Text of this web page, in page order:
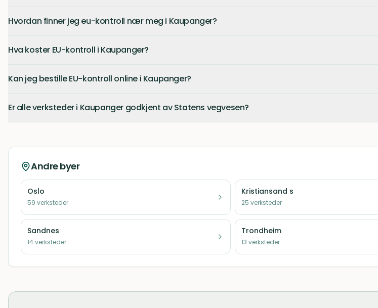
Hvordan finner jeg eu-kontroll nær meg i Kaupanger?
Hva koster EU-kontroll i Kaupanger?
Kan jeg bestille EU-kontroll online i Kaupanger?
Er alle verksteder i Kaupanger godkjent av Statens vegvesen?
Andre byer
Oslo
59 verksteder
Kristiansand s
25 verksteder
Sandnes
14verksteder
Trondheim
13 verksteder